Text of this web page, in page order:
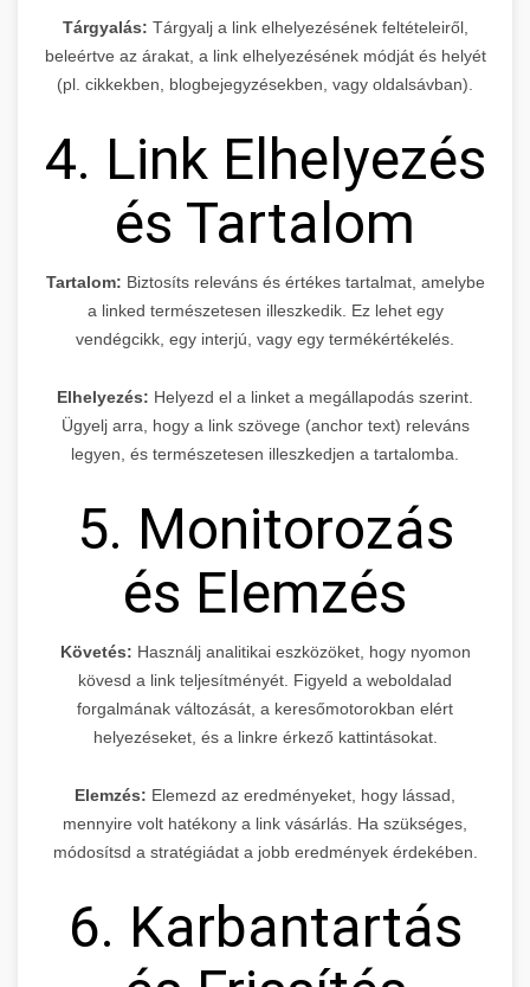
Tárgyalás: Tárgyalj a link elhelyezésének feltételeiről,
beleértve az árakat, a link elhelyezésének módját és helyét
(pl. cikkekben, blogbejegyzésekben, vagy oldalsávban).
4. Link Elhelyezés
és Tartalom
Tartalom: Biztosíts releváns és értékes tartalmat, amelybe
a linked természetesen illeszkedik. Ez lehet egy
vendégcikk, egy interjú, vagy egy termékértékelés.
Elhelyezés: Helyezd el a linket a megállapodás szerint.
Ügyelj arra, hogy a link szövege (anchor text) releváns
legyen, és természetesen illeszkedjen a tartalomba.
5. Monitorozás
és Elemzés
Követés: Használj analitikai eszközöket, hogy nyomon
kövesd a link teljesítményét. Figyeld a weboldalad
forgalmának változását, a keresőmotorokban elért
helyezéseket, és a linkre érkező kattintásokat.
Elemzés: Elemezd az eredményeket, hogy lássad,
mennyire volt hatékony a link vásárlás. Ha szükséges,
módosítsd a stratégiádat a jobb eredmények érdekében.
6. Karbantartás